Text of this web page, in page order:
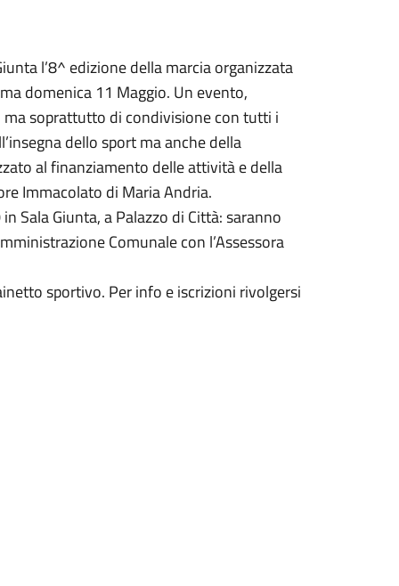
l’8^ edizione della marcia organizzata
domenica 11 Maggio. Un evento,
soprattutto di condivisione con tutti i
dello sport ma anche della
al finanziamento delle attività e della
Immacolato di Maria Andria.
Sala Giunta, a Palazzo di Città: saranno
Comunale con l’Assessora
sportivo. Per info e iscrizioni rivolgersi